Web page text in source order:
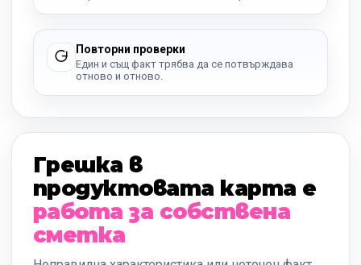
Повторни проверки
Един и същ факт трябва да се потвърждава
отново и отново.
Грешка в
продуктовата карта е
работа за собствена
сметка